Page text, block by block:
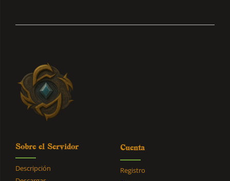
Sobre el Servidor
Descripción
Cuenta
Registro